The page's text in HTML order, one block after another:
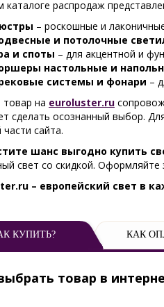
каталоге распродаж
– роскошные и
и потолочные
и споты – для акцентной и
настольные и
системы и фонари –
на euroluster.ru
сделать осознанный выбор.
части сайта.
шанс выгодно купить
свет со скидкой.
– европейский свет в
КУПИТЬ? КАК
товар в